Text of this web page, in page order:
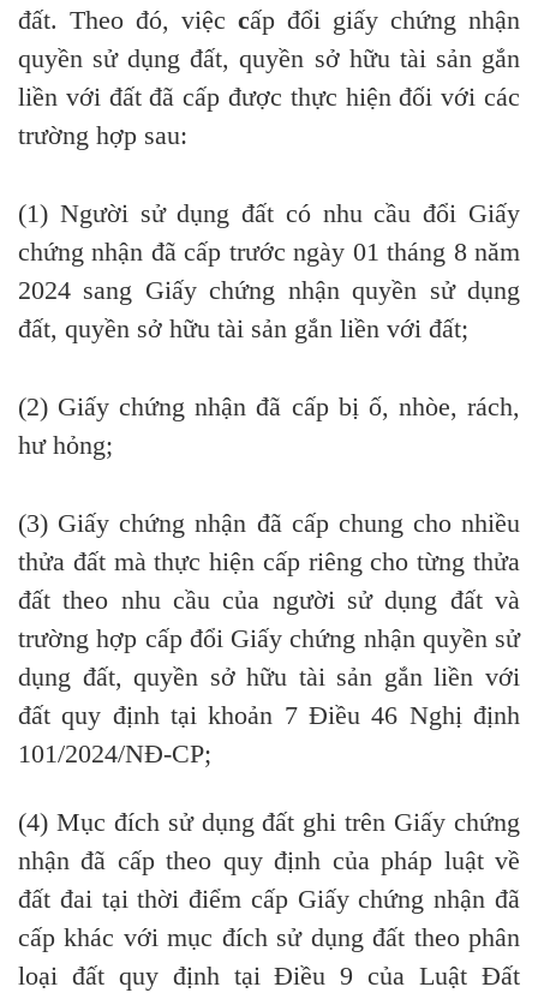
đất. Theo đó, việc cấp đổi giấy chứng nhận
quyền sử dụng đất, quyền sở hữu tài sản gắn
liền với đất đã cấp được thực hiện đối với các
trường hợp sau:
(1) Người sử dụng đất có nhucầu đổi Giấy
chứng nhận đãcấp trước ngày 01 tháng 8 năm
2024 sang Giấy chứng nhận quyền sử dụng
đất, quyền sở hữu tài sản gắn liền với đất;
(2) Giấy chứng nhậnđã cấp bị ố, nhòe, rách,
hư hỏng;
(3) Giấy chứng nhận đãcấp chung cho nhiều
thửa đất mà thực hiện cấp riêng cho từng thửa
đất theo nhu cầu của người sử dụng đất và
trường hợp cấp đổiGiấy chứng nhận quyền sử
dụng đất, quyền sở hữu tài sản gắn liền với
đất quy định tại khoản 7 Điều 46 Nghị định
101/2024/NĐ-CP;
(4) Mục đích sử dụng đất ghi trên Giấy chứng
nhậnđã cấp theo quy định của pháp luật về
đất đai tại thời điểm cấp Giấy chứng nhận đã
cấp khác với mục đích sử dụng đất theo phân
loại đất quy định tại Điều 9 của Luật Đất